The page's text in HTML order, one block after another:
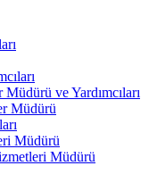
ve Yardımcıları
Müdürü
Müdürü
Müdürü